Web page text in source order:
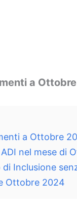
a
a Ottobre
nel mese di
Inclusione
Ottobre 2024